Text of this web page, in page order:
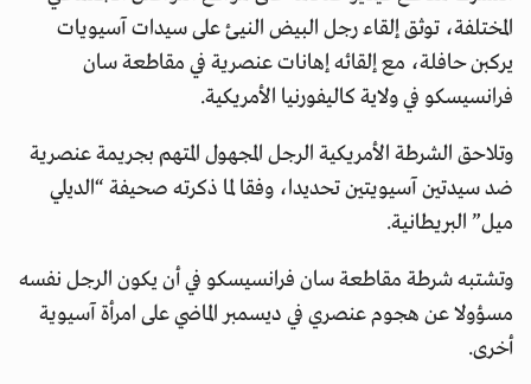
المختلفة، توثق إلقاء رجل البيض النيئ على سيدات آسيويات
يركبن حافلة، مع إلقائه إهانات عنصرية في مقاطعة سان
فرانسيسكو في ولاية كاليفورنيا الأمريكية.
وتلاحق الشرطة الأمريكية الرجل المجهول المتهم بجريمة عنصرية
ضد سيدتين آسيويتين تحديدا، وفقا لما ذكرته صحيفة “الديلي
ميل” البريطانية.
وتشتبه شرطة مقاطعة سان فرانسيسكو في أن يكون الرجل نفسه
مسؤولا عن هجوم عنصري في ديسمبر الماضي على امرأة آسيوية
أخرى.